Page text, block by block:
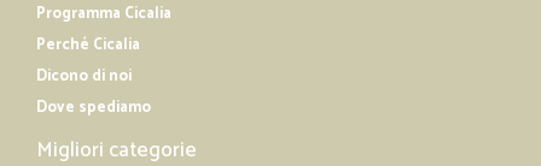
Programma Cicalia
Perché Cicalia
Dicono di noi
Dove spediamo
Migliori categorie